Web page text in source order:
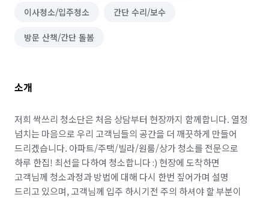
이사청소/입주청소 간단 수리/보수
방문 산책/간단 돌봄
소개
저희 싹쓰리 청소단은 처음 상담부터 현장까지 함께합니다. 열정
넘치는 마음으로 우리 고객님들의 공간을 더 깨끗하게 만들어
드리겠습니다. 아파트/주택/빌라/원룸/상가 청소를 전문으로
하루 한집! 최선을 다하여 청소합니다 :) 현장에 도착하면
고객님께 청소과정과 방법에 대해 다시 한번 짚어가며 설명
드리고 있으며, 고객님께 입주 하시기전 주의 하셔야 할 부분이